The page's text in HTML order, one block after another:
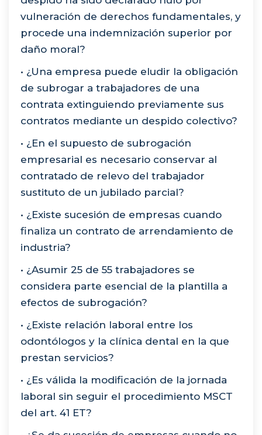
vulneración de derechos fundamentales, y
procede una indemnización superior por
daño moral?
• ¿Una empresa puede eludir la obligación
de subrogar a trabajadores de una
contrata extinguiendo previamente sus
contratos mediante un despido colectivo?
• ¿En el supuesto de subrogación
empresarial es necesario conservar al
contratado de relevo del trabajador
sustituto de un jubilado parcial?
• ¿Existe sucesión de empresas cuando
finaliza un contrato de arrendamiento de
industria?
• ¿Asumir 25 de 55 trabajadores se
considera parte esencial de la plantilla a
efectos de subrogación?
• ¿Existe relación laboral entre los
odontólogos y la clínica dental en la que
prestan servicios?
• ¿Es válida la modificación de la jornada
laboral sin seguir el procedimiento MSCT
del art. 41 ET?